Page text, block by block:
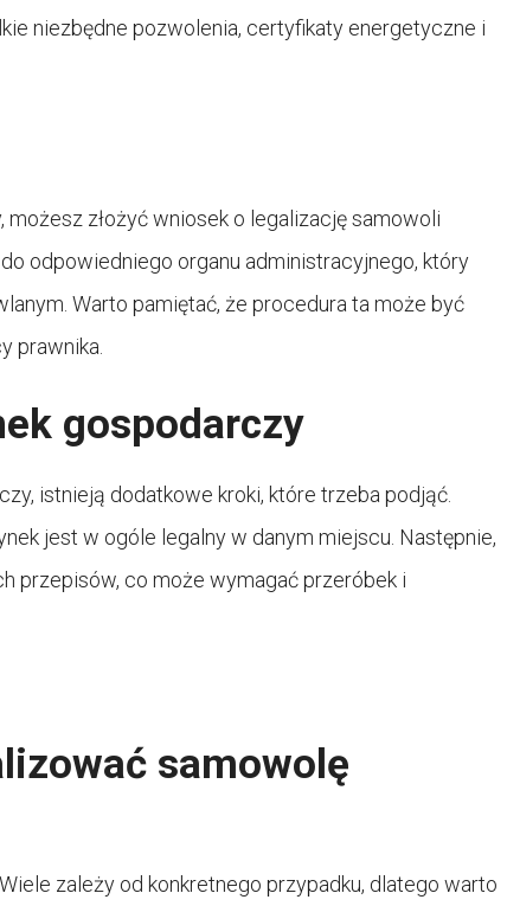
niezbędne pozwolenia, certyfikaty energetyczne i
złożyć wniosek o legalizację samowoli
odpowiedniego organu administracyjnego, który
Warto pamiętać, że procedura ta może być
prawnika.
gospodarczy
istnieją dodatkowe kroki, które trzeba podjąć.
jest w ogóle legalny w danym miejscu. Następnie,
przepisów, co może wymagać przeróbek i
samowolę
zależy od konkretnego przypadku, dlatego warto